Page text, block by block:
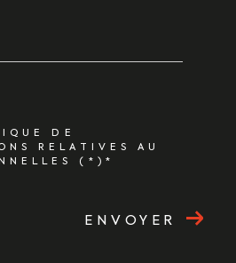
DE
RELATIVES AU
(*)*
ENVOYER